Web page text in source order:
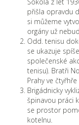
přišla opravdu
si můžeme
orgány už
Odd. tenisu
se ukazuje
společenské
tenisu). Bratři
Prahy ve
Brigádnicky
špinavou práci
se prostor
kotelnu.